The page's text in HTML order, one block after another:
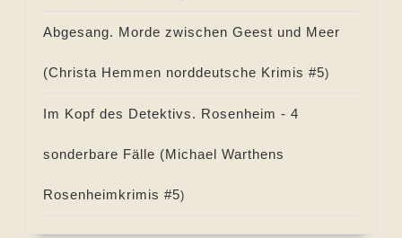
Abgesang. Morde zwischen Geest und Meer
(Christa Hemmen norddeutsche Krimis #5)
Im Kopf des Detektivs. Rosenheim - 4
sonderbare Fälle (Michael Warthens
Rosenheimkrimis #5)